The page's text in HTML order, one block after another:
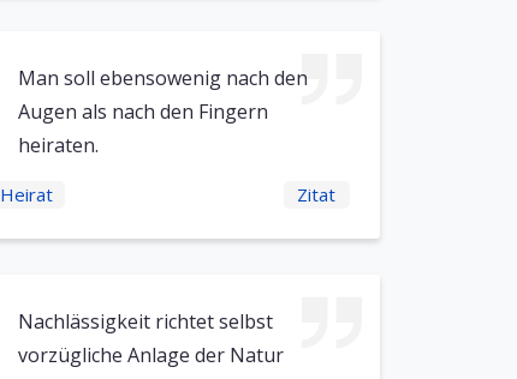
Man soll ebensowenig nach den
Augen als nach den Fingern
heiraten.
Heirat Zitat
Nachlässigkeit richtet selbst
vorzügliche Anlage der Natur